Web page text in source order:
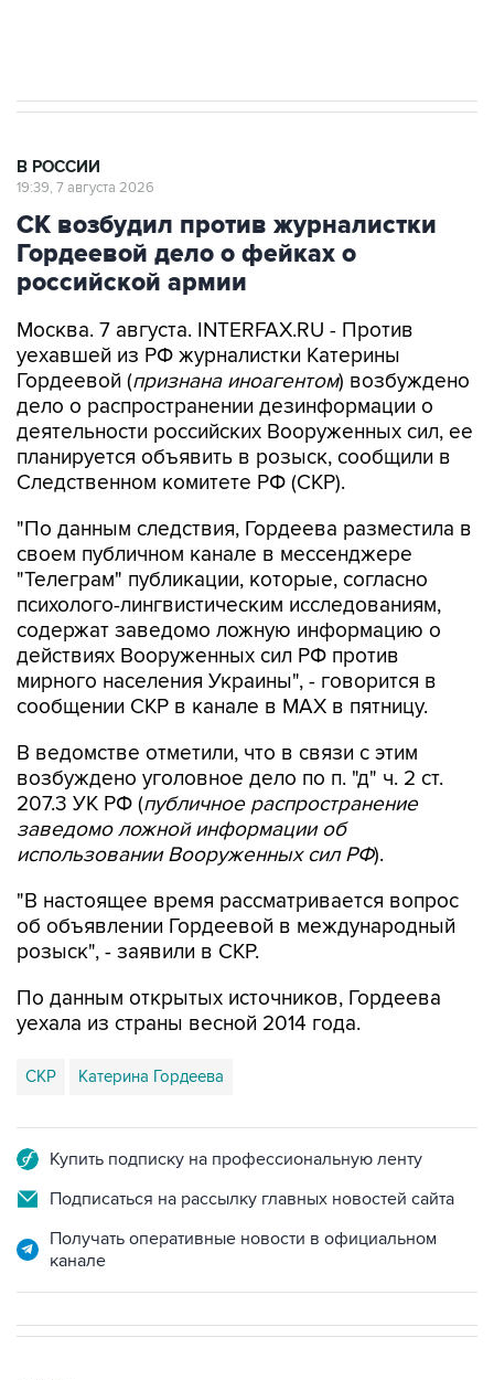
В РОССИИ
19:39, 7 августа 2026
СК возбудил против журналистки
Гордеевой дело о фейках о
российской армии
Москва. 7 августа. INTERFAX.RU - Против
уехавшей из РФ журналистки Катерины
Гордеевой (признана иноагентом) возбуждено
дело о распространении дезинформации о
деятельности российских Вооруженных сил, ее
планируется объявить в розыск, сообщили в
Следственном комитете РФ (СКР).
"По данным следствия, Гордеева разместила в
своем публичном канале в мессенджере
"Телеграм" публикации, которые, согласно
психолого-лингвистическим исследованиям,
содержат заведомо ложную информацию о
действиях Вооруженных сил РФ против
мирного населения Украины", - говорится в
сообщении СКР в канале в MAX в пятницу.
В ведомстве отметили, что в связи с этим
возбуждено уголовное дело по п. "д" ч. 2 ст.
207.3 УК РФ (публичное распространение
заведомо ложной информации об
использовании Вооруженных сил РФ).
"В настоящее время рассматривается вопрос
об объявлении Гордеевой в международный
розыск", - заявили в СКР.
По данным открытых источников, Гордеева
уехала из страны весной 2014 года.
СКР Катерина Гордеева
Купить подписку на профессиональную ленту
Подписаться на рассылку главных новостей сайта
Получать оперативные новости в официальном
канале